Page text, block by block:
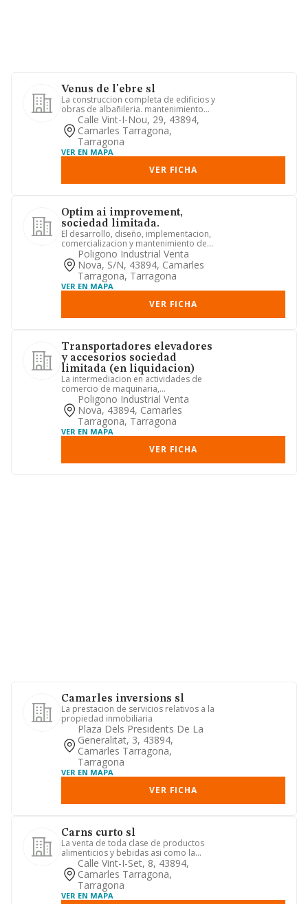
Venus de l'ebre sl
La construccion completa de edificios y
obras de albañileria. mantenimiento
de edificios y jardines...
Calle Vint-I-Nou, 29, 43894,
Camarles Tarragona,
Tarragona
VER EN MAPA
VER FICHA
Optim ai improvement,
sociedad limitada.
El desarrollo, diseño, implementacion,
comercializacion y mantenimiento de
soluciones tecnologicas ...
Poligono Industrial Venta
Nova, S/n, 43894, Camarles
Tarragona, Tarragona
VER EN MAPA
VER FICHA
Transportadores elevadores
y accesorios sociedad
limitada (en liquidacion)
La intermediacion en actividades de
comercio de maquinaria,
equipamientos industriales y
recambios ...
Poligono Industrial Venta
Nova, 43894, Camarles
Tarragona, Tarragona
VER EN MAPA
VER FICHA
Camarles inversions sl
La prestacion de servicios relativos a la
propiedad inmobiliaria
Plaza Dels Presidents De La
Generalitat, 3, 43894,
Camarles Tarragona,
Tarragona
VER EN MAPA
VER FICHA
Carns curto sl
La venta de toda clase de productos
alimenticios y bebidas asi como la
elaboracion de los mismos.
Calle Vint-I-Set, 8, 43894,
Camarles Tarragona,
Tarragona
VER EN MAPA